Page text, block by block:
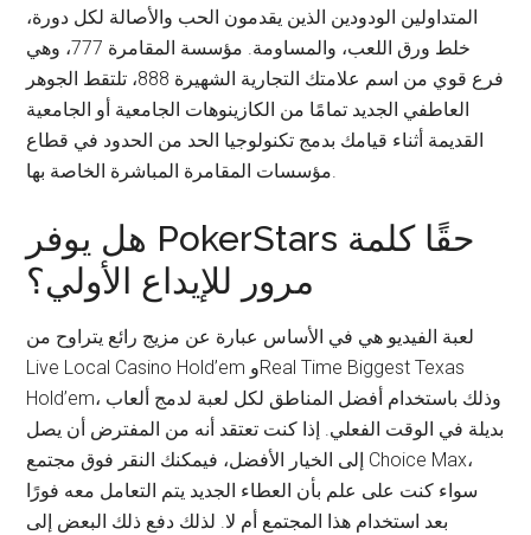
المتداولين الودودين الذين يقدمون الحب والأصالة لكل دورة،
خلط ورق اللعب، والمساومة. مؤسسة المقامرة 777، وهي
فرع قوي من اسم علامتك التجارية الشهيرة 888، تلتقط الجوهر
العاطفي الجديد تمامًا من الكازينوهات الجامعية أو الجامعية
القديمة أثناء قيامك بدمج تكنولوجيا الحد من الحدود في قطاع
مؤسسات المقامرة المباشرة الخاصة بها.
هل يوفر PokerStars حقًا كلمة
مرور للإيداع الأولي؟
لعبة الفيديو هي في الأساس عبارة عن مزيج رائع يتراوح من
Live Local Casino Hold’em وReal Time Biggest Texas
Hold’em، وذلك باستخدام أفضل المناطق لكل لعبة لدمج ألعاب
بديلة في الوقت الفعلي. إذا كنت تعتقد أنه من المفترض أن يصل
إلى الخيار الأفضل، فيمكنك النقر فوق مجتمع Choice Max،
سواء كنت على علم بأن العطاء الجديد يتم التعامل معه فورًا
بعد استخدام هذا المجتمع أم لا. لذلك دفع ذلك البعض إلى